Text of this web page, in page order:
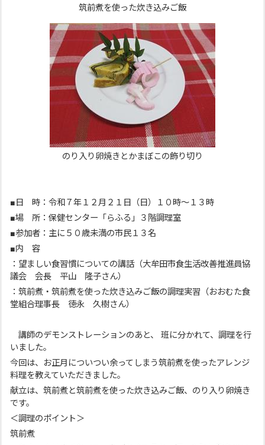
筑前煮を使った炊き込みご飯
のり入り卵焼きとかまぼこの飾り切り
■日 時：令和７年１２月２１日（日）１０時～１３時
■場 所：保健センター「らふる」３階調理室
■参加者：主に５０歳未満の市民１３名
■内 容
：望ましい食習慣についての講話（大牟田市食生活改善推進員協
議会 会長 平山 隆子さん）
：筑前煮・筑前煮を使った炊き込みご飯の調理実習（おおむた食
堂組合理事長 徳永 久樹さん）
講師のデモンストレーションのあと、 班に分かれて、調理を行
いました。
今回は、お正月についつい余ってしまう筑前煮を使ったアレンジ
料理を教えていただきました。
献立は、筑前煮と筑前煮を使った炊き込みご飯、のり入り卵焼き
です。
＜調理のポイント＞
筑前煮